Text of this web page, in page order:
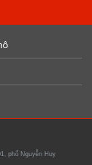
phố Nguyễn Huy